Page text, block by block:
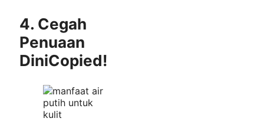
4. Cegah
Penuaan
DiniCopied!